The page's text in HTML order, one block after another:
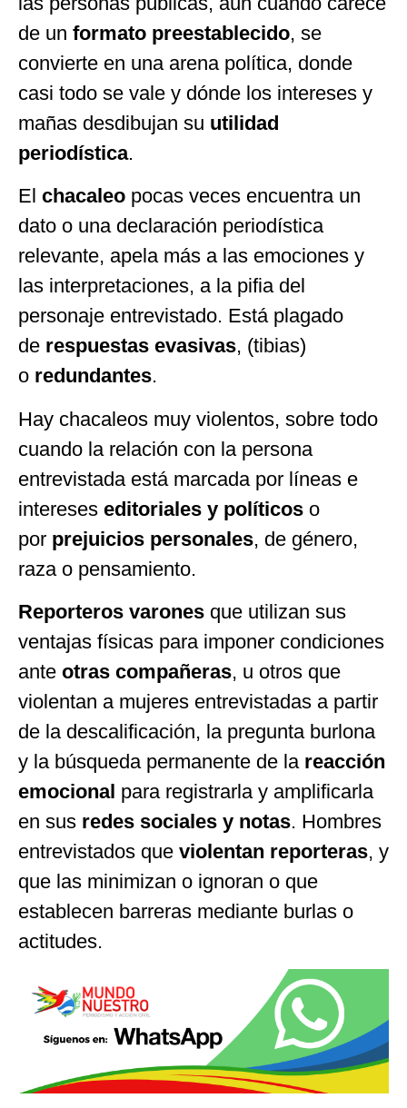
de un formato preestablecido, se
convierte en una arena política, donde
casi todo se vale y dónde los intereses y
mañas desdibujan su utilidad
periodística.
El chacaleo pocas veces encuentra un
dato o una declaración periodística
relevante, apela más a las emociones y
las interpretaciones, a la pifia del
personaje entrevistado. Está plagado
de respuestas evasivas, (tibias)
o redundantes.
Hay chacaleos muy violentos, sobre todo
cuando la relación con la persona
entrevistada está marcada por líneas e
intereses editoriales y políticos o
por prejuicios personales, de género,
raza o pensamiento.
Reporteros varones que utilizan sus
ventajas físicas para imponer condiciones
ante otras compañeras, u otros que
violentan a mujeres entrevistadas a partir
de la descalificación, la pregunta burlona
y la búsqueda permanente de la reacción
emocional para registrarla y amplificarla
en sus redes sociales y notas. Hombres
entrevistados que violentan reporteras, y
que las minimizan o ignoran o que
establecen barreras mediante burlas o
actitudes.